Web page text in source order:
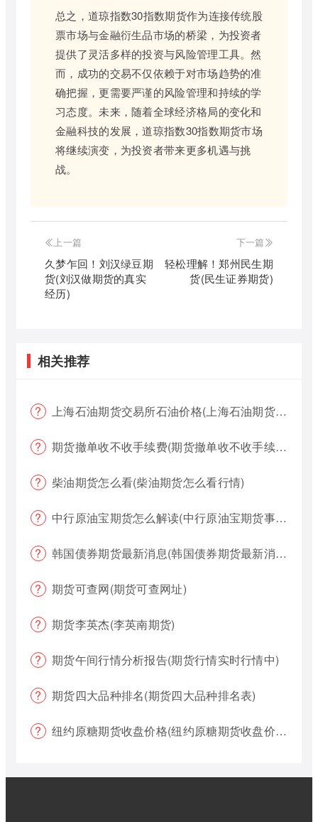
总之，道琼指数30指数期货作为连接传统股
票市场与金融衍生品市场的桥梁，为投资者
提供了灵活多样的投资与风险管理工具。然
而，成功的交易不仅依赖于对市场趋势的准
确把握，更需要严谨的风险管理和持续的学
习态度。未来，随着全球经济格局的变化和
金融科技的发展，道琼指数30指数期货市场
将继续演变，为投资者带来更多机遇与挑
战。
上一篇
久梦乍回！刘汉绿豆期
货(刘汉做期货的真实
经历)
下一篇
轻松理解！郑州民生期
货(民生证券期货)
相关推荐
上海石油期货交易所石油价格(上海石油期货交易所石油价格查询)
期货撤单收不收手续费(期货撤单收不收手续费用)
柴油期货怎么看(柴油期货怎么看行情)
中行原油宝期货怎么解读(中行原油宝期货事件)
韩国债券期货最新消息(韩国债券期货最新消息新闻)
期货可查网(期货可查网址)
期货李英杰(李英南期货)
期货午间行情分析报告(期货行情实时行情中)
期货四大品种排名(期货四大品种排名表)
纽约原糖期货收盘价格(纽约原糖期货收盘价格是多少)